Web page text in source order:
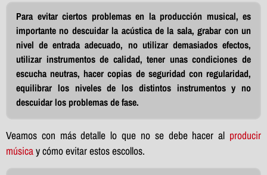
Para evitar ciertos problemas en la producción musical, es
importante no descuidar la acústica de la sala, grabar con un
nivel de entrada adecuado, no utilizar demasiados efectos,
utilizar instrumentos de calidad, tener unas condiciones de
escucha neutras, hacer copias de seguridad con regularidad,
equilibrar los niveles de los distintos instrumentos y no
descuidar los problemas de fase.
Veamos con más detalle lo que no se debe hacer al producir
músicay cómo evitar estos escollos.